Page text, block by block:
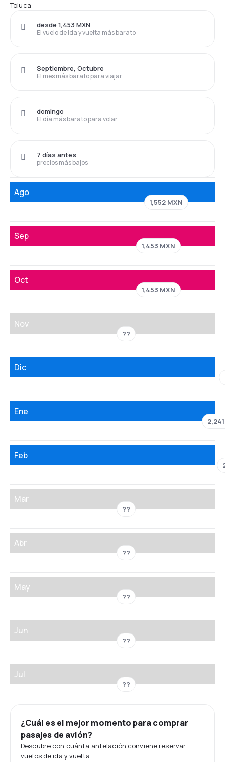
Toluca
El vuelo de ida y vuelta más barato
desde 1,453 MXN
El mes más barato para viajar
Septiembre, Octubre
El día más barato para volar
domingo
precios más bajos
7 días antes
Ago
1,552 MXN
Sep
1,453 MXN
Oct
1,453 MXN
Nov
??
Dic
Ene
Feb
Mar
??
Abr
??
May
??
Jun
??
Jul
??
¿Cuál es el mejor momento para comprar
pasajes de avión?
Descubre con cuánta antelación conviene reservar
vuelos de ida y vuelta.